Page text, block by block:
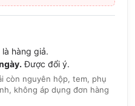
là hàng giả.
Được đổi ý.
còn nguyên hộp, tem, phụ
không áp dụng đơn hàng